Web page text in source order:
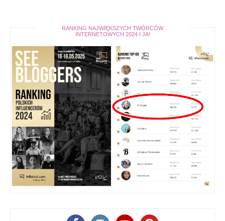
RANKING NAJWIĘKSZYCH TWÓRCÓW
INTERNETOWYCH 2024 I JA!